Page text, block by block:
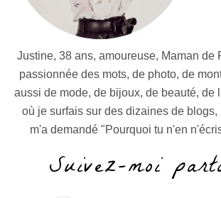
Justine, 38 ans, amoureuse, Maman de
passionnée des mots, de photo, de
aussi de mode, de bijoux, de beauté, de
où je surfais sur des dizaines de blogs,
m'a demandé "Pourquoi tu n'en
Suivez-moi